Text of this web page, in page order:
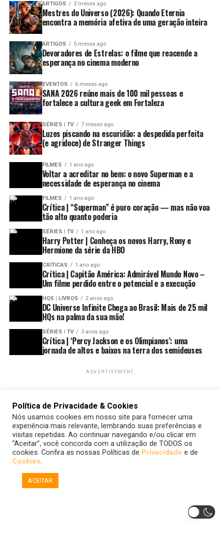
ARTIGOS 2 meses ago
Mestres do Universo (2026): Quando Eternia
encontra a memória afetiva de uma geração inteira
ARTIGOS 5 meses ago
Devoradores de Estrelas: o filme que reacende a
esperança no cinema moderno
EVENTOS 6 meses ago
SANA 2026 reúne mais de 100 mil pessoas e
fortalece a cultura geek em Fortaleza
SÉRIES | TV 7 meses ago
Luzes piscando na escuridão: a despedida perfeita
(e agridoce) de Stranger Things
FILMES 1 ano ago
Voltar a acreditar no bem: o novo Superman e a
necessidade de esperança no cinema
FILMES 1 ano ago
Crítica | “Superman” é puro coração — mas não voa
tão alto quanto poderia
SÉRIES | TV 1 ano ago
Harry Potter | Conheça os novos Harry, Rony e
Hermione da série da HBO
CRÍTICAS 1 ano ago
Crítica | Capitão América: Admirável Mundo Novo –
Um filme perdido entre o potencial e a execução
HQS | LIVROS 2 anos ago
DC Universe Infinite Chega ao Brasil: Mais de 25 mil
HQs na palma da sua mão!
SÉRIES | TV 3 anos ago
Crítica | ‘Percy Jackson e os Olimpianos’: uma
jornada de altos e baixos na terra dos semideuses
ADVERTISEMENT
Política de Privacidade & Cookies
Nós usamos cookies em nosso site para fornecer uma
experiência mais relevante, lembrando suas preferências e
visitas repetidas. Ao continuar navegando e/ou clicar em
“Aceitar”, você concorda com a utilização de TODOS os
cookies. Confira as nossas Políticas de Privacidade e de
Cookies.
ACEITAR